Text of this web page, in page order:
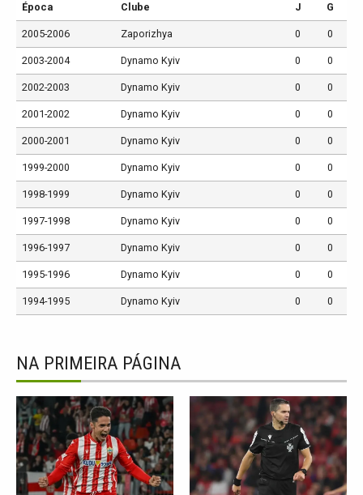
Época Clube J G
2005-2006 Zaporizhya 0 0
2003-2004 Dynamo Kyiv 0 0
2002-2003 Dynamo Kyiv 0 0
2001-2002 Dynamo Kyiv 0 0
2000-2001 Dynamo Kyiv 0 0
1999-2000 Dynamo Kyiv 0 0
1998-1999 Dynamo Kyiv 0 0
1997-1998 Dynamo Kyiv 0 0
1996-1997 Dynamo Kyiv 0 0
1995-1996 Dynamo Kyiv 0 0
1994-1995 Dynamo Kyiv 0 0
NA PRIMEIRA PÁGINA